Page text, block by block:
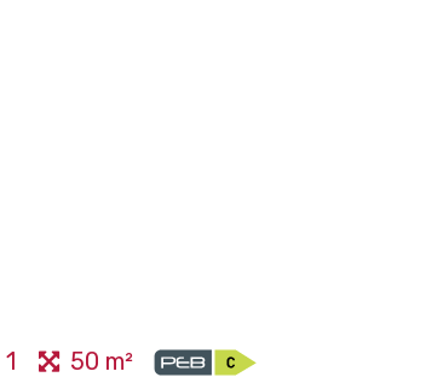
1 50 m²